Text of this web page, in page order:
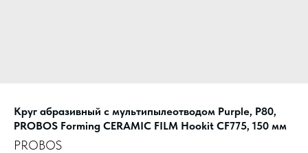
Круг абразивный c мультипылеотводом Purple, P80,
PROBOS Forming CERAMIC FILM Hookit CF775, 150 мм
PROBOS